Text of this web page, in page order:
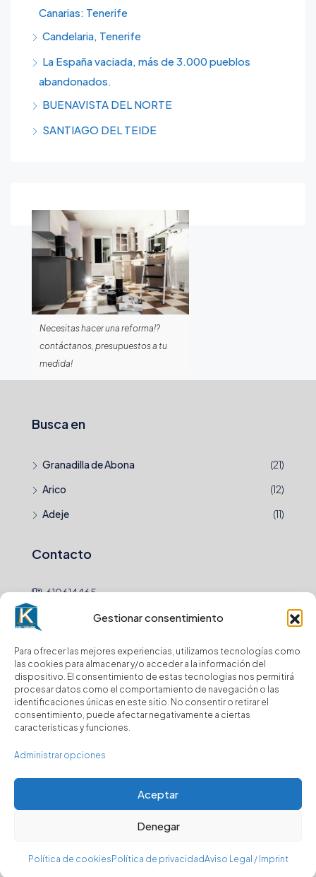
Gestionar consentimiento
Para ofrecer las mejores experiencias, utilizamos tecnologías como
las cookies para almacenar y/o acceder a la información del
dispositivo. El consentimiento de estas tecnologías nos permitirá
procesar datos como el comportamiento de navegación o las
identificaciones únicas en este sitio. No consentir o retirar el
consentimiento, puede afectar negativamente a ciertas
características y funciones.
Administrar opciones
Aceptar
Denegar
Política de cookies Política de privacidadAviso Legal / Imprint
Canarias: Tenerife
Candelaria, Tenerife
La España vaciada, más de 3.000 pueblos
abandonados.
BUENAVISTA DEL NORTE
SANTIAGO DEL TEIDE
Necesitas hacer una reforma!?
contáctanos, presupuestos a tu
medida!
Busca en
Granadilla de Abona
(21)
Arico
(12)
Adeje
(11)
Contacto
610614465
Newsletter
Envio
Suscríbase a nuestro boletín para recibir
actualizaciones.
© Kasa y Hablamos - Todos los derechos reservados